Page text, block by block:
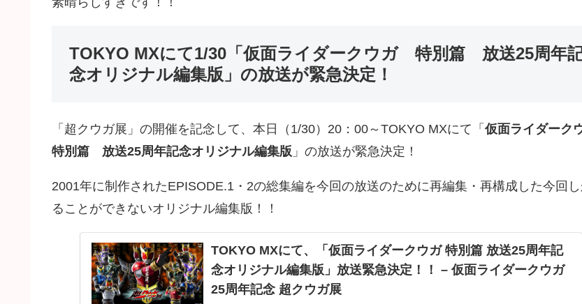
TOKYO MXにて1/30「仮面ライダークウガ 特別篇 放送25周年
念オリジナル編集版」の放送が緊急決定！
「超クウガ展」の開催を記念して、本日（1/30）20：00～TOKYO MXにて「 仮面ライダーク
特別篇 放送25周年記念オリジナル編集版 」の放送が緊急決定！
2001年に制作されたEPISODE.1・2の総集編を今回の放送のために再編集・再構成した今回
ることができないオリジナル編集版！！
TOKYO MXにて、「仮面ライダークウガ 特別篇 放送25周年記
念オリジナル編集版」放送緊急決定！！ – 仮面ライダークウガ
25周年記念 超クウガ展